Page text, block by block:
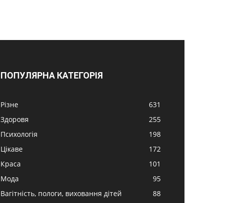
ПОПУЛЯРНА КАТЕГОРІЯ
Різне
631
Здоровя
255
Психологія
198
Цікаве
172
Краса
101
Мода
95
Вагітність, пологи, виховання дітей
88